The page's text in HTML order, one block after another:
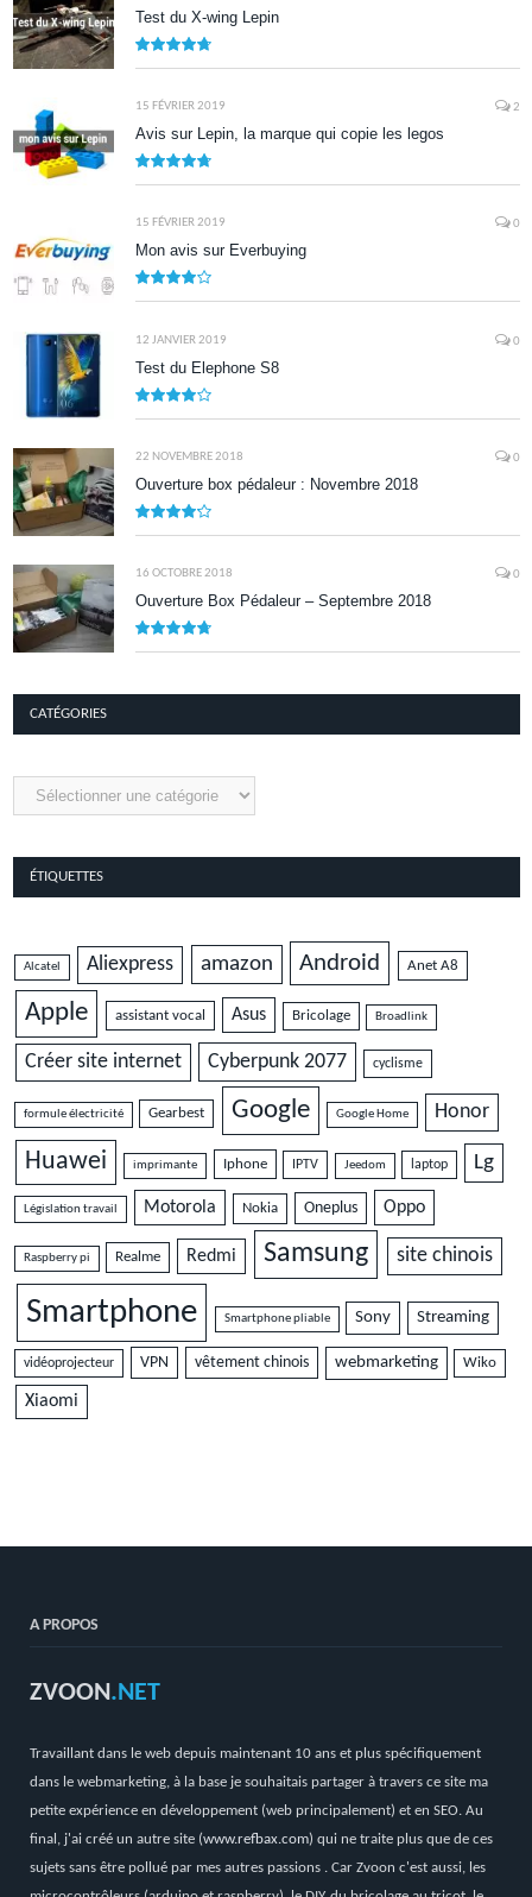
Test du X-wing Lepin
15 FÉVRIER 2019 2
Avis sur Lepin, la marque qui copie les legos
15 FÉVRIER 2019 0
Mon avis sur Everbuying
12 JANVIER 2019 0
Test du Elephone S8
22 NOVEMBRE 2018 0
Ouverture box pédaleur : Novembre 2018
16 OCTOBRE 2018 0
Ouverture Box Pédaleur – Septembre 2018
CATÉGORIES
Catégories
ÉTIQUETTES
Alcatel Aliexpress amazon Android Anet A8
Apple assistant vocal Asus Bricolage Broadlink
Créer site internet Cyberpunk 2077 cyclisme
formule électricité Gearbest Google Google Home Honor
Huawei imprimante Iphone IPTV Jeedom laptop Lg
Législation travail Motorola Nokia Oneplus Oppo
Raspberry pi Realme Redmi Samsung site chinois
Smartphone Smartphone pliable Sony Streaming
vidéoprojecteur VPN vêtement chinois webmarketing Wiko
Xiaomi
A PROPOS
ZVOON.NET
Travaillant dans le web depuis maintenant 10 ans et plus spécifiquement
dans le webmarketing, à la base je souhaitais partager à travers ce site ma
petite expérience en développement (web principalement) et en SEO. Au
final, j'ai créé un autre site (www.refbax.com) qui ne traite plus que de ces
sujets sans être pollué par mes autres passions . Car Zvoon c'est aussi, les